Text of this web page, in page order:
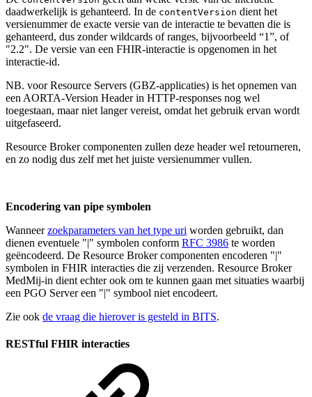
daadwerkelijk is gehanteerd. In de contentVersion dient het
versienummer de exacte versie van de interactie te bevatten die is
gehanteerd, dus zonder wildcards of ranges, bijvoorbeeld “1”, of
"2.2". De versie van een FHIR-interactie is opgenomen in het
interactie-id.
NB. voor Resource Servers (GBZ-applicaties) is het opnemen van
een AORTA-Version Header in HTTP-responses nog wel
toegestaan, maar niet langer vereist, omdat het gebruik ervan wordt
uitgefaseerd.
Resource Broker componenten zullen deze header wel retourneren,
en zo nodig dus zelf met het juiste versienummer vullen.
Encodering van pipe symbolen
Wanneerzoekparameters van het type uri worden gebruikt, dan
dienen eventuele "|" symbolen conform RFC 3986 te worden
geëncodeerd. De Resource Broker componenten encoderen "|"
symbolen in FHIR interacties die zij verzenden. Resource Broker
MedMij-in dient echter ook om te kunnen gaan met situaties waarbij
een PGO Server een "|" symbool niet encodeert.
Zie ook de vraag die hierover is gesteld in BITS.
RESTful FHIR interacties